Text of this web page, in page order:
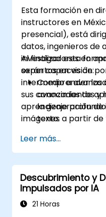
Esta formación en
instructores en
presencial), está
datos, ingenieros de
investigadores en
expertos en visión
intermedio a
sus conocimientos y
aprendizaje
imágenes a partir de
Al finalizar esta
serán capaces de:
Comprender las
avanzadas de
la generación
texto.
optimizaciones
imágenes de
Optimizar el
escalabilidad
grandes y
Afinar los
Leer más...
Descubrimiento y
Impulsados por IA
21 Horas